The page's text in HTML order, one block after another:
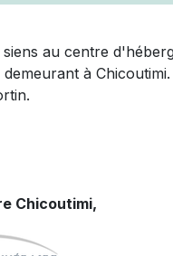
au centre
demeurant à
Chicoutimi,